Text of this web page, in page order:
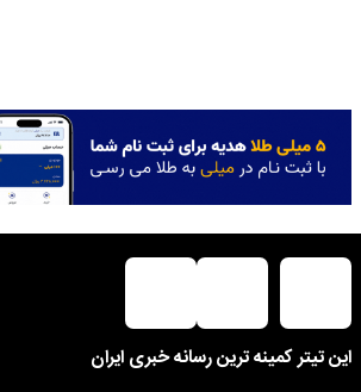
این تیتر کمینه ترین رسانه خبری ایران